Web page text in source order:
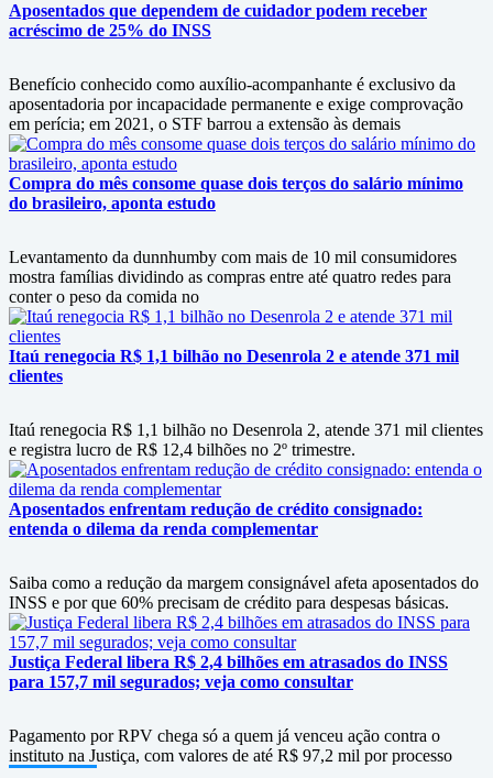
Aposentados que dependem de cuidador podem receber
acréscimo de 25% do INSS
Benefício conhecido como auxílio-acompanhante é exclusivo da
aposentadoria por incapacidade permanente e exige comprovação
em perícia; em 2021, o STF barrou a extensão às demais
Compra do mês consome quase dois terços do salário mínimo
do brasileiro, aponta estudo
Levantamento da dunnhumby com mais de 10 mil consumidores
mostra famílias dividindo as compras entre até quatro redes para
conter o peso da comida no
Itaú renegocia R$ 1,1 bilhão no Desenrola 2 e atende 371 mil
clientes
Itaú renegocia R$ 1,1 bilhão no Desenrola 2, atende 371 mil clientes
e registra lucro de R$ 12,4 bilhões no 2º trimestre.
Aposentados enfrentam redução de crédito consignado:
entenda o dilema da renda complementar
Saiba como a redução da margem consignável afeta aposentados do
INSS e por que 60% precisam de crédito para despesas básicas.
Justiça Federal libera R$ 2,4 bilhões em atrasados do INSS
para 157,7 mil segurados; veja como consultar
Pagamento por RPV chega só a quem já venceu ação contra o
instituto na Justiça, com valores de até R$ 97,2 mil por processo